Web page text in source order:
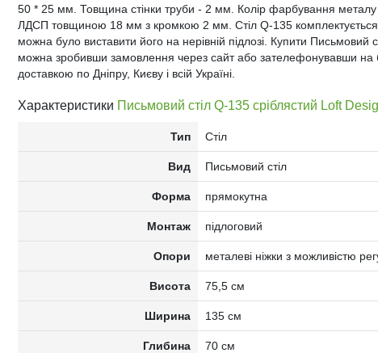
50 * 25 мм. Товщина стінки труби - 2 мм. Колір фарбування
ЛДСП товщиною 18 мм з кромкою 2 мм. Стіл Q-135
можна було виставити його на нерівній підлозі. Купити Письмовий
можна зробивши замовлення через сайт або зателефонувавши на
доставкою по Дніпру, Києву і всій Україні.
Характеристики Письмовий стіл Q-135 сріблястий Loft
Тип Стіл
Вид Письмовий стіл
Форма прямокутна
Монтаж підлоговий
Опори металеві ніжки з можливістю
Висота 75,5 см
Ширина 135 см
Глибина 70 см